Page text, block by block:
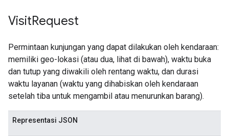
VisitRequest
Permintaan kunjungan yang dapat dilakukan oleh kendaraan:
memiliki geo-lokasi (atau dua, lihat di bawah), waktu buka
dan tutup yang diwakili oleh rentang waktu, dan durasi
waktu layanan (waktu yang dihabiskan oleh kendaraan
setelah tiba untuk mengambil atau menurunkan barang).
Representasi JSON